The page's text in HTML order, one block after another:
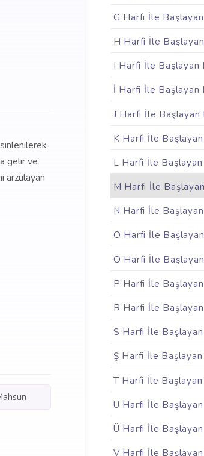
gelir ve
arzulayan
G Harfi İle Başlayan
H Harfi İle
I Harfi İle Başlayan
İ Harfi İle Başlayan
J Harfi İle Başlayan
K Harfi İle Başlayan
L Harfi İle Başlayan
M Harfi İle
N Harfi İle
O Harfi İle
Ö Harfi İle
P Harfi İle Başlayan
R Harfi İle
S Harfi İle Başlayan
Ş Harfi İle Başlayan
T Harfi İle Başlayan
U Harfi İle Başlayan
Ü Harfi İle Başlayan
V Harfi İle Başlayan